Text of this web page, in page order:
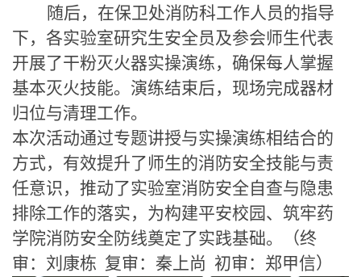
随后，在保卫处消防科工作人员的指导
下，各实验室研究生安全员及参会师生代表
开展了干粉灭火器实操演练，确保每人掌握
基本灭火技能。演练结束后，现场完成器材
归位与清理工作。
本次活动通过专题讲授与实操演练相结合的
方式，有效提升了师生的消防安全技能与责
任意识，推动了实验室消防安全自查与隐患
排除工作的落实，为构建平安校园、筑牢药
学院消防安全防线奠定了实践基础。
（终
审：刘康栋 复审：秦上尚 初审：郑甲信）